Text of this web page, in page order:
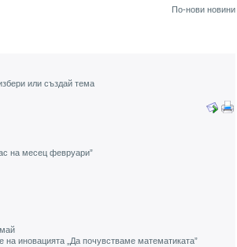
По-нови новини
или създай тема
на месец февруари”
на иновацията „Да почувстваме математиката”